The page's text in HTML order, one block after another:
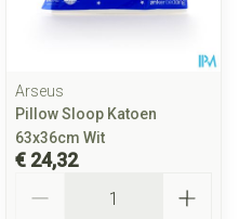
Arseus
Pillow Sloop Katoen
63x36cm Wit
€ 24,32